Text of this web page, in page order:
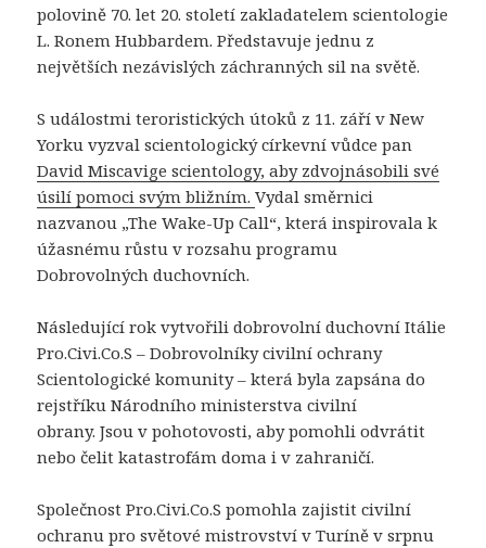
polovině 70. let 20. století zakladatelem scientologie
L. Ronem Hubbardem. Představuje jednu z
největších nezávislých záchranných sil na světě.
S událostmi teroristických útoků z 11. září v New
Yorku vyzval scientologický církevní vůdce pan
David Miscavige scientology, aby zdvojnásobili své
úsilí pomoci svým bližním.Vydal směrnici
nazvanou „The Wake-Up Call“, která inspirovala k
úžasnému růstu v rozsahu programu
Dobrovolných duchovních.
Následující rok vytvořili dobrovolní duchovní Itálie
Pro.Civi.Co.S – Dobrovolníky civilní ochrany
Scientologické komunity – která byla zapsána do
rejstříku Národního ministerstva civilní
obrany. Jsou v pohotovosti, aby pomohli odvrátit
nebo čelit katastrofám doma i v zahraničí.
Společnost Pro.Civi.Co.S pomohla zajistit civilní
ochranu pro světové mistrovství v Turíně v srpnu